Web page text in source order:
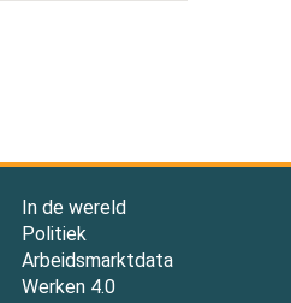
In de wereld
Politiek
Arbeidsmarktdata
Werken 4.0